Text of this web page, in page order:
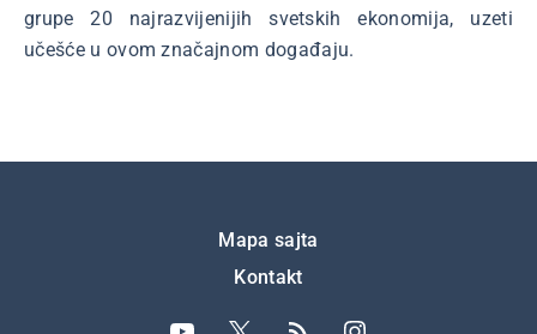
grupe 20 najrazvijenijih svetskih ekonomija, uzeti
učešće u ovom značajnom događaju.
Mapa sajta
Kontakt